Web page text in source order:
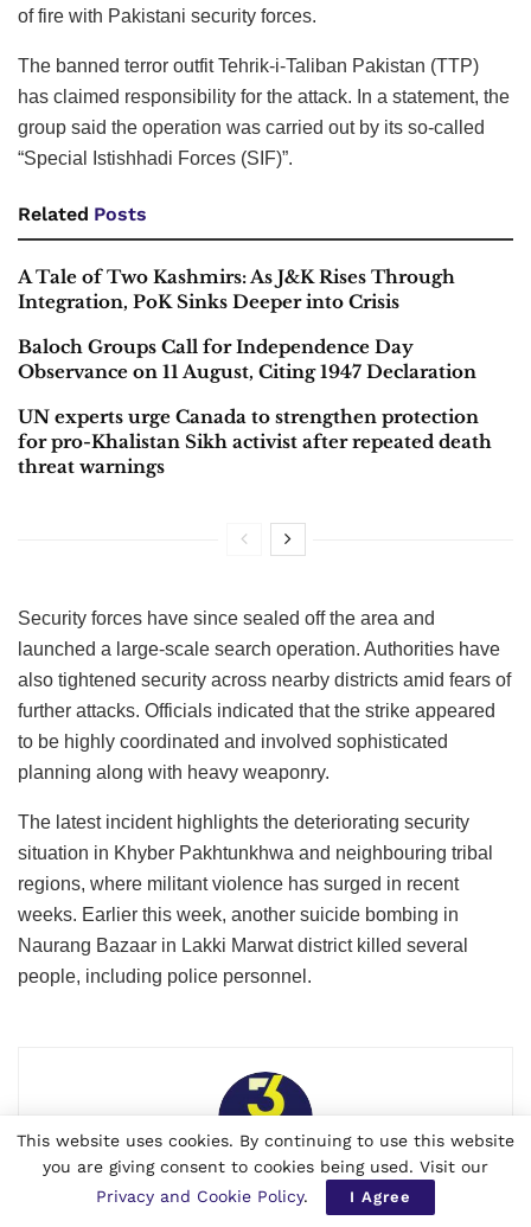
of fire with Pakistani security forces.
The banned terror outfit Tehrik-i-Taliban Pakistan (TTP)
has claimed responsibility for the attack. In a statement, the
group said the operation was carried out by its so-called
“Special Istishhadi Forces (SIF)”.
Related Posts
A Tale of Two Kashmirs: As J&K Rises Through
Integration, PoK Sinks Deeper into Crisis
Baloch Groups Call for Independence Day
Observance on 11 August, Citing 1947 Declaration
UN experts urge Canada to strengthen protection
for pro-Khalistan Sikh activist after repeated death
threat warnings
Security forces have since sealed off the area and
launched a large-scale search operation. Authorities have
also tightened security across nearby districts amid fears of
further attacks. Officials indicated that the strike appeared
to be highly coordinated and involved sophisticated
planning along with heavy weaponry.
The latest incident highlights the deteriorating security
situation in Khyber Pakhtunkhwa and neighbouring tribal
regions, where militant violence has surged in recent
weeks. Earlier this week, another suicide bombing in
Naurang Bazaar in Lakki Marwat district killed several
people, including police personnel.
Page 3 News International Desk
This website uses cookies. By continuing to use this website
you are giving consent to cookies being used. Visit our
Privacy and Cookie Policy. I Agree